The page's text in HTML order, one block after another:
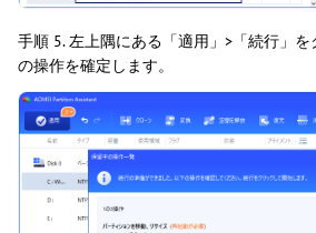
手順 5. 左上隅にある「適用」>「続行」
の操作を確定します。